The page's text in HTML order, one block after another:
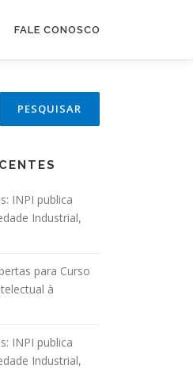
FALE CONOSCO
INPI publica
Industrial,
para Curso
à
INPI publica
Industrial,